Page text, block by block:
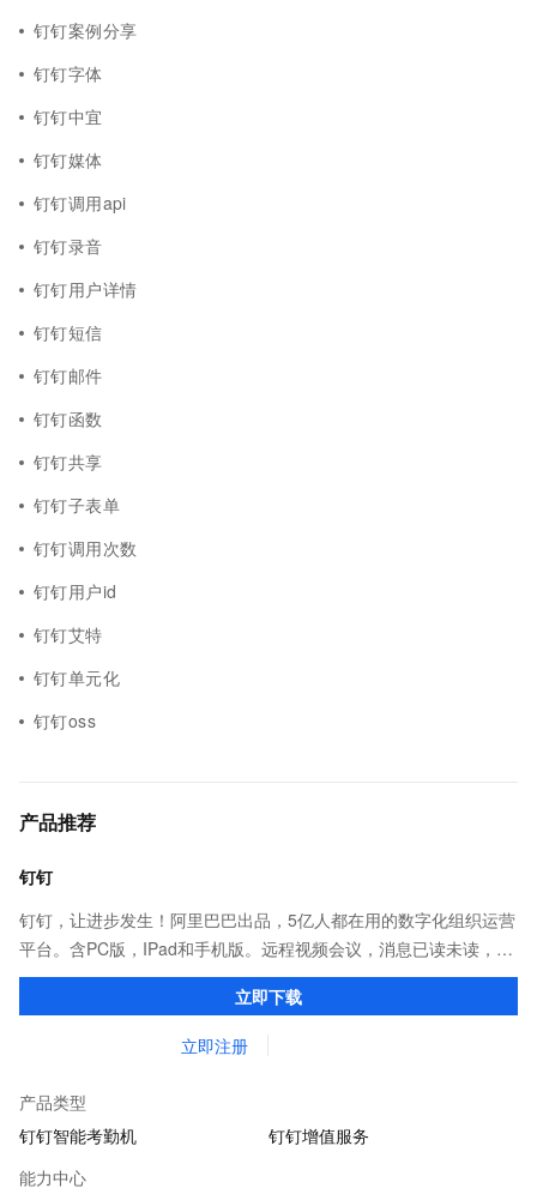
钉钉案例分享
钉钉字体
钉钉中宜
钉钉媒体
钉钉调用api
钉钉录音
钉钉用户详情
钉钉短信
钉钉邮件
钉钉函数
钉钉共享
钉钉子表单
钉钉调用次数
钉钉用户id
钉钉艾特
钉钉单元化
钉钉oss
产品推荐
钉钉
钉钉，让进步发生！阿里巴巴出品，5亿人都在用的数字化组织运营
平台。含PC版，IPad和手机版。远程视频会议，消息已读未读，
DING消息任务管理，让沟通更高效；移动办公考勤，审批，钉闪
会，钉钉文档，钉钉教育解决方案。
立即下载
立即注册
产品类型
钉钉智能考勤机
钉钉增值服务
能力中心